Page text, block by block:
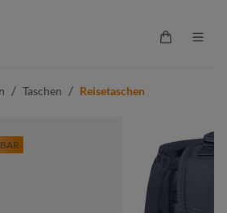
/ Taschen / Reisetaschen